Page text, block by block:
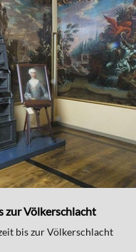
zur Völkerschlacht
bis zur Völkerschlacht